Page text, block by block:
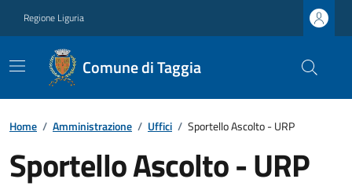
Regione Liguria
Comune di Taggia
Home / Amministrazione / Uffici / Sportello Ascolto - URP
Sportello Ascolto - URP